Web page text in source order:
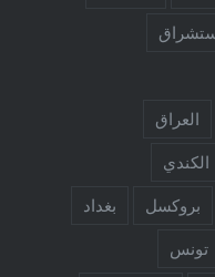
العراق
الكندي
بروكسل بغداد
تونس